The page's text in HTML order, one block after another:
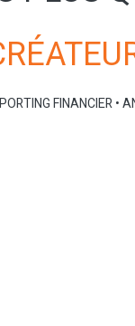
FINANCIER •